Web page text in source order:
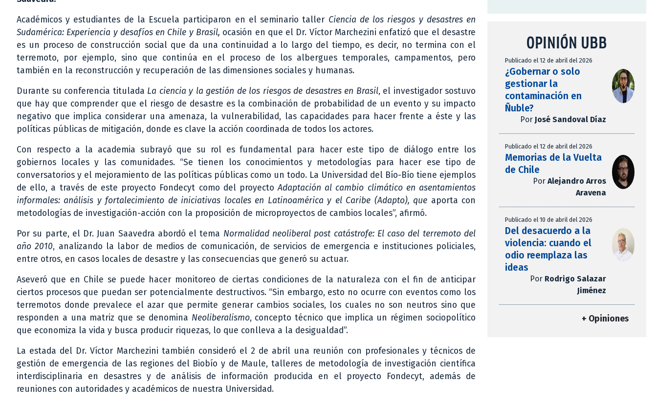
Académicos y estudiantes de la Escuela participaron en el seminario taller Ciencia de los riesgos y desastres en
Sudamérica: Experiencia y desafíos en Chile y Brasil, ocasión en que el Dr. Víctor Marchezini enfatizó que el desastre
es un proceso de construcción social que da una continuidad a lo largo del tiempo, es decir, no termina con el
terremoto, por ejemplo, sino que continúa en el proceso de los albergues temporales, campamentos, pero
también en la reconstrucción y recuperación de las dimensiones sociales y humanas.
Durante su conferencia titulada La ciencia y la gestión de los riesgos de desastres en Brasil, el investigador sostuvo
que hay que comprender que el riesgo de desastre es la combinación de probabilidad de un evento y su impacto
negativo que implica considerar una amenaza, la vulnerabilidad, las capacidades para hacer frente a éste y las
políticas públicas de mitigación, donde es clave la acción coordinada de todos los actores.
Con respecto a la academia subrayó que su rol es fundamental para hacer este tipo de diálogo entre los
gobiernos locales y las comunidades. “Se tienen los conocimientos y metodologías para hacer ese tipo de
conversatorios y el mejoramiento de las políticas públicas como un todo. La Universidad del Bío-Bío tiene ejemplos
de ello, a través de este proyecto Fondecyt como del proyectoAdaptación al cambio climático en asentamientos
informales: análisis y fortalecimiento de iniciativas locales en Latinoamérica y el Caribe (Adapto), que aporta con
metodologías de investigación-acción con la proposición de microproyectos de cambios locales”, afirmó.
Por su parte, el Dr. Juan Saavedra abordó el tema Normalidad neoliberal post catástrofe: El caso del terremoto del
año 2010, analizando la labor de medios de comunicación, de servicios de emergencia e instituciones policiales,
entre otros, en casos locales de desastre y las consecuencias que generó su actuar.
Aseveró que en Chile se puede hacer monitoreo de ciertas condiciones de la naturaleza con el fin de anticipar
ciertos procesos que puedan ser potencialmente destructivos. “Sin embargo, esto no ocurre con eventos como los
terremotos donde prevalece el azar que permite generar cambios sociales, los cuales no son neutros sino que
responden a una matriz que se denomina Neoliberalismo, concepto técnico que implica un régimen sociopolítico
que economiza la vida y busca producir riquezas, lo que conlleva a la desigualdad”.
La estada del Dr. Víctor Marchezini también consideró el 2 de abril una reunión con profesionales y técnicos de
gestión de emergencia de las regiones del Biobío y de Maule, talleres de metodología de investigación científica
interdisciplinaria en desastres y de análisis de información producida en el proyecto Fondecyt, además de
reuniones con autoridades y académicos de nuestra Universidad.
OPINIÓN UBB
Publicado el 12 de abril del 2026
¿Gobernar o solo
gestionar la
contaminación en
Ñuble?
Por José Sandoval Díaz
Publicado el 12 de abril del 2026
Memorias de la Vuelta
de Chile
Por Alejandro Arros
Aravena
Publicado el 10 de abril del 2026
Del desacuerdo a la
violencia: cuando el
odio reemplaza las
ideas
Por Rodrigo Salazar
Jiménez
+ Opiniones